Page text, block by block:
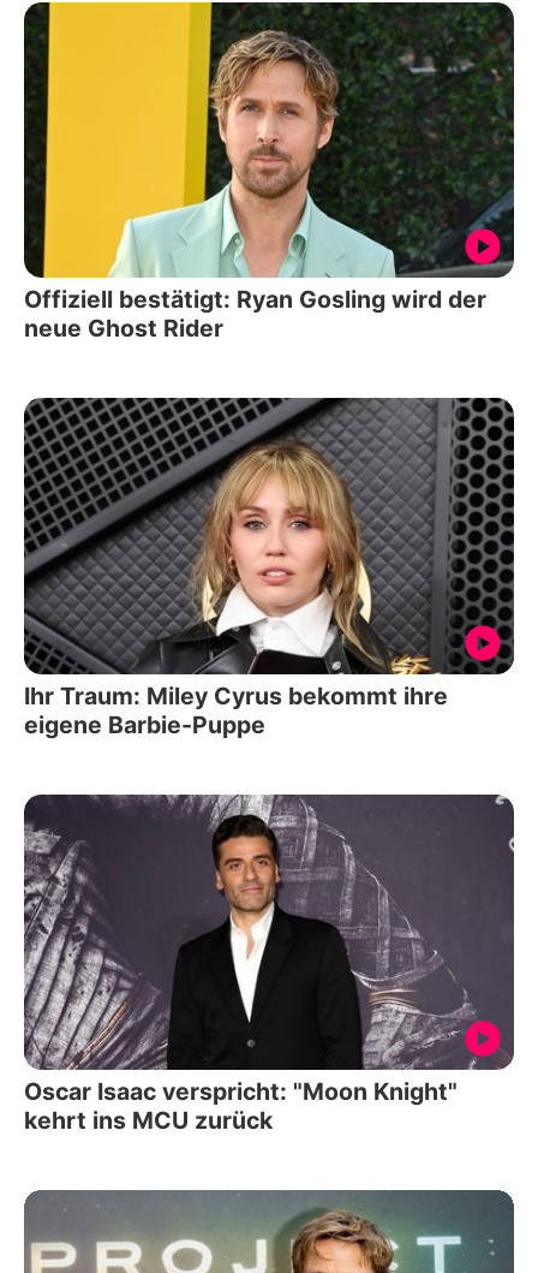
Offiziell bestätigt: Ryan Gosling wird der
neue Ghost Rider
Ihr Traum: Miley Cyrus bekommt ihre
eigene Barbie-Puppe
Oscar Isaac verspricht: "Moon Knight"
kehrt ins MCU zurück